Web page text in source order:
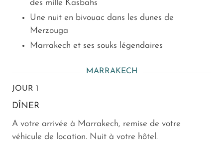
des mille Kasbahs
Une nuit en bivouac dans les dunes de
Merzouga
Marrakech et ses souks légendaires
MARRAKECH
JOUR 1
DÎNER
A votre arrivée à Marrakech, remise de votre
véhicule de location. Nuit à votre hôtel.